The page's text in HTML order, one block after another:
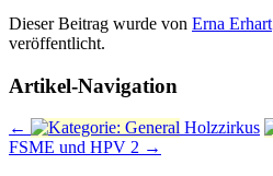
Dieser Beitrag wurde von Erna Erhart
veröffentlicht.
Artikel-Navigation
← Holzzirkus
FSME und HPV 2 →